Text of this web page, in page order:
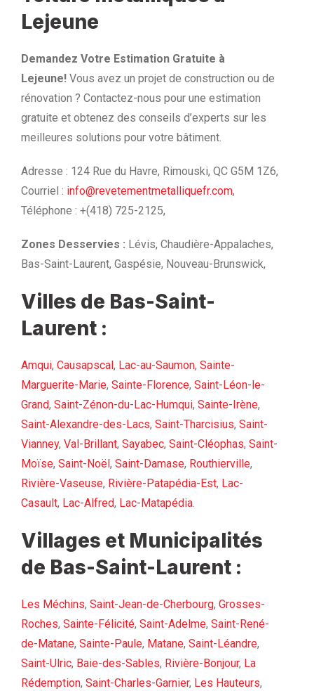
Lejeune
Demandez Votre Estimation Gratuite à
Lejeune! Vous avez un projet de construction ou de
rénovation ? Contactez-nous pour une estimation
gratuite et obtenez des conseils d’experts sur les
meilleures solutions pour votre bâtiment.
Adresse : 124 Rue du Havre, Rimouski, QC G5M 1Z6,
Courriel : info@revetementmetalliquefr.com,
Téléphone : +(418) 725-2125,
Zones Desservies : Lévis, Chaudière-Appalaches,
Bas-Saint-Laurent, Gaspésie, Nouveau-Brunswick,
Villes de Bas-Saint-
Laurent :
Amqui, Causapscal , Lac-au-Saumon, Sainte-
Marguerite-Marie, Sainte-Florence, Saint-Léon-le-
Grand, Saint-Zénon-du-Lac-Humqui, Sainte-Irène,
Saint-Alexandre-des-Lacs, Saint-Tharcisius, Saint-
Vianney, Val-Brillant, Sayabec, Saint-Cléophas, Saint-
Moïse, Saint-Noël , Saint-Damase, Routhierville,
Rivière-Vaseuse, Rivière-Patapédia-Est, Lac-
Casault, Lac-Alfred, Lac-Matapédia.
Villages et Municipalités
de Bas-Saint-Laurent :
Les Méchins, Saint-Jean-de-Cherbourg, Grosses-
Roches, Sainte-Félicité, Saint-Adelme, Saint-René-
de-Matane, Sainte-Paule, Matane, Saint-Léandre,
Saint-Ulric, Baie-des-Sables, Rivière-Bonjour, La
Rédemption, Saint-Charles-Garnier, Les Hauteurs,